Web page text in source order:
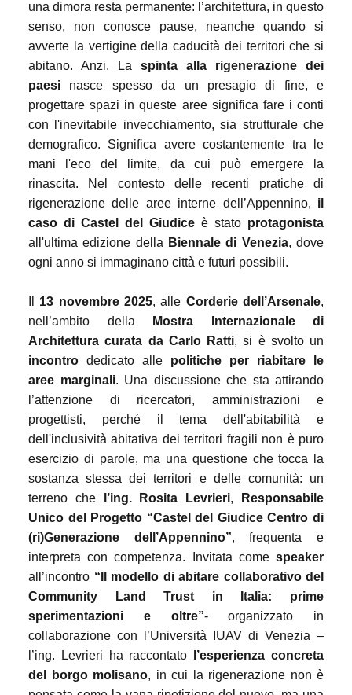
una dimora resta permanente: l’architettura, in questo
senso, non conosce pause, neanche quando si
avverte la vertigine della caducità dei territori che si
abitano. Anzi. La spinta alla rigenerazione dei
paesi nasce spesso da un presagio di fine, e
progettare spazi in queste aree significa fare i conti
con l'inevitabile invecchiamento, sia strutturale che
demografico. Significa avere costantemente tra le
mani l'eco del limite, da cui può emergere la
rinascita. Nel contesto delle recenti pratiche di
rigenerazione delle aree interne dell’Appennino, il
caso di Castel del Giudice è stato protagonista
all'ultima edizione della Biennale di Venezia, dove
ogni anno si immaginano città e futuri possibili.
13 novembre 2025, alle Corderie dell’Arsenale,
nell’ambito della
Mostra Internazionale di
Architettura curata da Carlo Ratti, si è svolto un
incontro dedicato alle politiche per riabitare le
aree marginali. Una discussione che sta attirando
l’attenzione di ricercatori, amministrazioni e
progettisti, perché il tema dell'abitabilità e
dell'inclusività abitativa dei territori fragili non è puro
esercizio di parole, ma una questione che tocca la
sostanza stessa dei territori e delle comunità: un
terreno che
l’ing. Rosita Levrieri,
Responsabile
Unico del Progetto “Castel del Giudice Centro di
(ri)Generazione dell’Appennino”, frequenta e
interpreta con competenza. Invitata come speaker
all’incontro “Il modello di abitare collaborativo del
Community Land Trust in Italia: prime
sperimentazioni e oltre”- organizzato in
collaborazione con l’Università IUAV di Venezia –
l’ing. Levrieri ha raccontato
l’esperienza concreta
del borgo molisano, in cui la rigenerazione non è